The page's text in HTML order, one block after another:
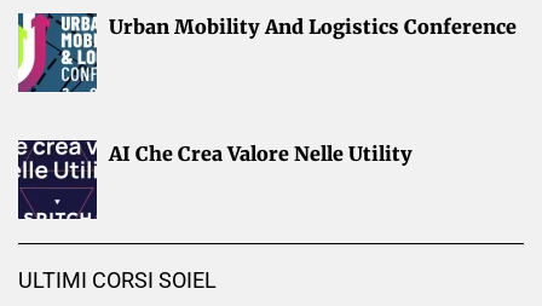
Urban Mobility And Logistics Conference
AI Che Crea Valore Nelle Utility
ULTIMI CORSI SOIEL